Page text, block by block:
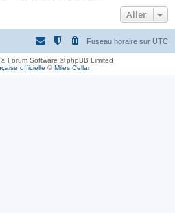
c
e
Aller
Fuseau horaire sur UTC
® Forum Software © phpBB Limited
officielle ©Miles Cellar